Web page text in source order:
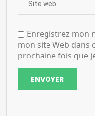
Enregistrez mon
mon site Web dans
prochaine fois que